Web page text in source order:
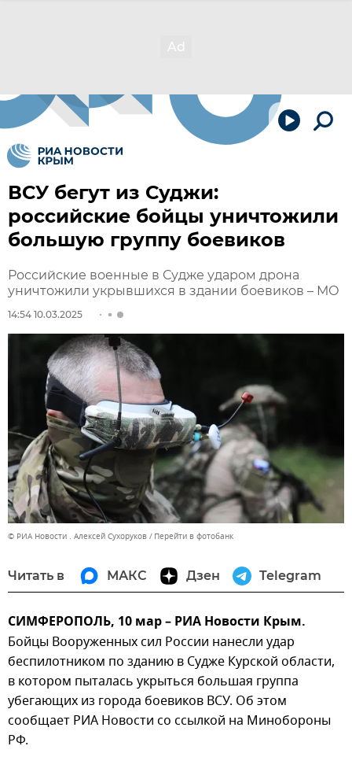
ВСУ бегут из Суджи:
российские бойцы уничтожили
большую группу боевиков
Российские военные в Судже ударом дрона
уничтожили укрывшихся в здании боевиков – МО
14:54 10.03.2025
© РИА Новости . Алексей Сухоруков Перейти в фотобанк
Читать в МАКС Дзен Telegram
СИМФЕРОПОЛЬ, 10 мар – РИА Новости Крым.
Бойцы Вооруженных сил России нанесли удар
беспилотником по зданию в Судже Курской области,
в котором пыталась укрыться большая группа
убегающих из города боевиков ВСУ. Об этом
сообщает РИА Новости со ссылкой на Минобороны
РФ.